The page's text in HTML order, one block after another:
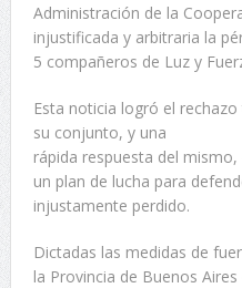
Administración de la
injustificada y arbitraria la
5 compañeros de Luz y
Esta noticia logró el
su conjunto, y una
rápida respuesta del
un plan de lucha para
injustamente perdido.
Dictadas las medidas de
la Provincia de Buenos